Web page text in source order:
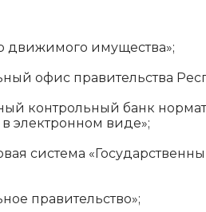
движимого имущества»;
офис правительства
контрольный банк
электронном виде»;
система
правительство»;